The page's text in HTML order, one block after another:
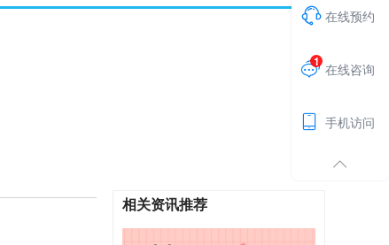
相关资讯推荐
 在线预约

1 在线咨询
 手机访问